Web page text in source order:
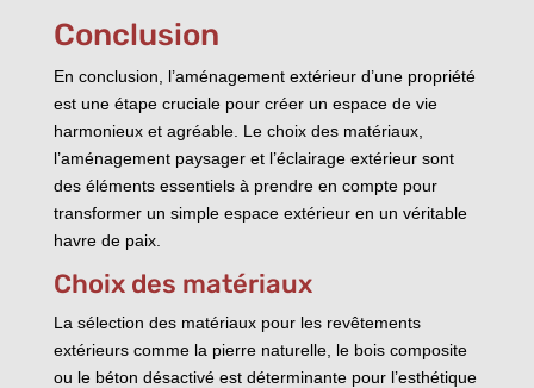
Conclusion
En conclusion, l’aménagement extérieur d’une propriété
est une étape cruciale pour créer un espace de vie
harmonieux et agréable. Le choix des matériaux,
l’aménagement paysager et l’éclairage extérieur sont
des éléments essentiels à prendre en compte pour
transformer un simple espace extérieur en un véritable
havre de paix.
Choix des matériaux
La sélection des matériaux pour les revêtements
extérieurs comme la pierre naturelle, le bois composite
ou le béton désactivé est déterminante pour l’esthétique